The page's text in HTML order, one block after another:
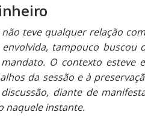
teve qualquer relação
tampouco buscou
O contexto esteve
da sessão e à
diante de
naquele instante.